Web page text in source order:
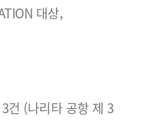
대상,
건 (나리타 공항 제 3